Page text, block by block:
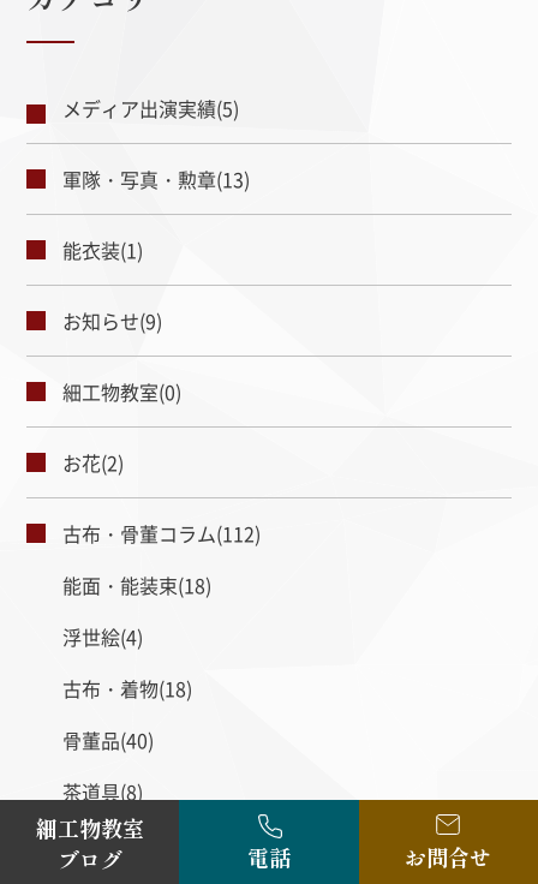
細工物教室
ブログ
電話 お問合せ
メディア出演実績(5)
軍隊・写真・勲章(13)
能衣装(1)
お知らせ(9)
細工物教室(0)
お花(2)
古布・骨董コラム(112)
能面・能装束(18)
浮世絵(4)
古布・着物(18)
骨董品(40)
茶道具(8)
人形(7)